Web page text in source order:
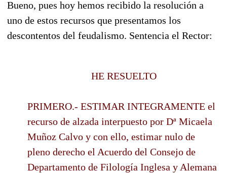
Bueno, pues hoy hemos recibido la resolución a
uno de estos recursos que presentamos los
descontentos del feudalismo. Sentencia el Rector:
HE RESUELTO
PRIMERO.- ESTIMAR INTEGRAMENTE el
recurso de alzada interpuesto por Dª Micaela
Muñoz Calvo y con ello, estimar nulo de
pleno derecho el Acuerdo del Consejo de
Departamento de Filología Inglesa y Alemana